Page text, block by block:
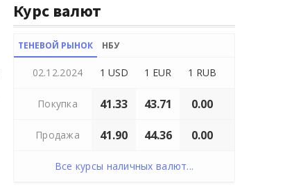
Курс валют
ТЕНЕВОЙ РЫНОК НБУ
02.12.2024 1 USD 1 EUR 1 RUB
Покупка 41.33 43.71 0.00
Продажа 41.90 44.36 0.00
Все курсы наличных валют...